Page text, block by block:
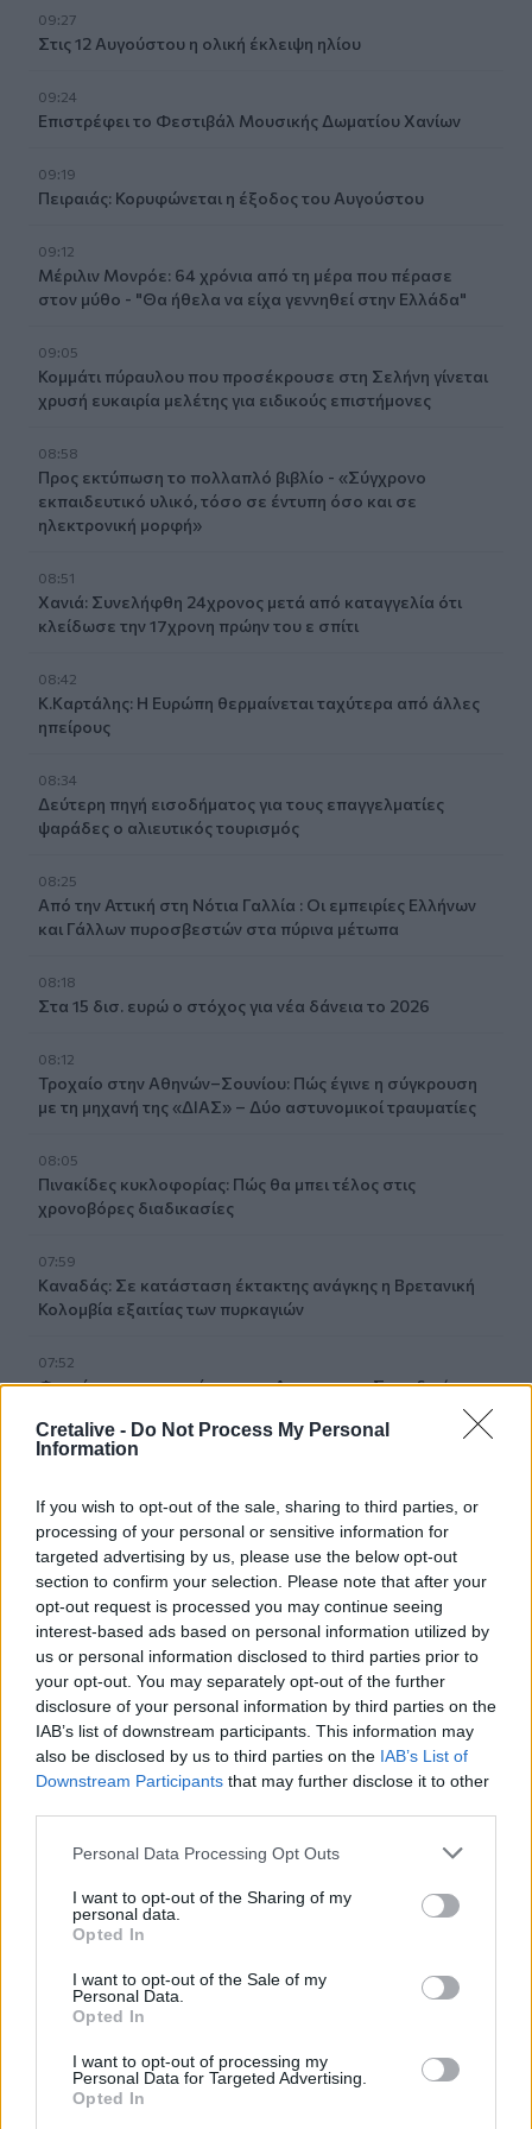
Cretalive - Do Not Process My Personal
Information
If you wish to opt-out of the sale, sharing to third parties, or
processing of your personal or sensitive information for
targeted advertising by us, please use the below opt-out
section to confirm your selection. Please note that after your
opt-out request is processed you may continue seeing
interest-based ads based on personal information utilized by
us or personal information disclosed to third parties prior to
your opt-out. You may separately opt-out of the further
disclosure of your personal information by third parties on the
IAB’s list of downstream participants. This information may
also be disclosed by us to third parties on the IAB’s List of
Downstream Participants that may further disclose it to other
Personal Data Processing Opt Outs
I want to opt-out of the Sharing of my
personal data.
Opted In
I want to opt-out of the Sale of my
Personal Data.
Opted In
I want to opt-out of processing my
Personal Data for Targeted Advertising.
Opted In
09:27
Στις 12 Αυγούστου η ολική έκλειψη ηλίου
09:24
Επιστρέφει το Φεστιβάλ Μουσικής Δωματίου Χανίων
09:19
Πειραιάς: Κορυφώνεται η έξοδος του Αυγούστου
09:12
Μέριλιν Μονρόε: 64 χρόνια από τη μέρα που πέρασε
στον μύθο - "Θα ήθελα να είχα γεννηθεί στην Ελλάδα"
09:05
Κομμάτι πύραυλου που προσέκρουσε στη Σελήνη γίνεται
χρυσή ευκαιρία μελέτης για ειδικούς επιστήμονες
08:58
Προς εκτύπωση το πολλαπλό βιβλίο - «Σύγχρονο
εκπαιδευτικό υλικό, τόσο σε έντυπη όσο και σε
ηλεκτρονική μορφή»
08:51
Χανιά: Συνελήφθη 24χρονος μετά από καταγγελία ότι
κλείδωσε την 17χρονη πρώην του ε σπίτι
08:42
Κ.Καρτάλης: Η Ευρώπη θερμαίνεται ταχύτερα από άλλες
ηπείρους
08:34
Δεύτερη πηγή εισοδήματος για τους επαγγελματίες
ψαράδες ο αλιευτικός τουρισμός
08:25
Από την Αττική στη Νότια Γαλλία : Οι εμπειρίες Ελλήνων
και Γάλλων πυροσβεστών στα πύρινα μέτωπα
08:18
Στα 15 δισ. ευρώ ο στόχος για νέα δάνεια το 2026
08:12
Τροχαίο στην Αθηνών–Σουνίου: Πώς έγινε η σύγκρουση
με τη μηχανή της «ΔΙΑΣ» – Δύο αστυνομικοί τραυματίες
08:05
Πινακίδες κυκλοφορίας: Πώς θα μπει τέλος στις
χρονοβόρες διαδικασίες
07:59
Καναδάς: Σε κατάσταση έκτακτης ανάγκης η Βρετανική
Κολομβία εξαιτίας των πυρκαγιών
07:52
Φωτιά σε εγκαταστάσεις της Aramco στη Σαουδική
των drones μετά το περιστατικό σε αεροδρόμιο
07:38
Τα πρωτοσέλιδα των εφημερίδων της Κυριακής
07:31
Ένας πρόσφυγας από τη Σμύρνη σχεδίασε το αυτοκίνητο
που αντέγραψε όλος ο κόσμος
ΠΕΡΙΣΣΟΤΕΡΑ
ΣΧΕΤΙΚA AΡΘΡΑ
Γαμήλιος τουρισμός: Στην Κρήτη από όλες τις
γάμο των ονείρων τους!